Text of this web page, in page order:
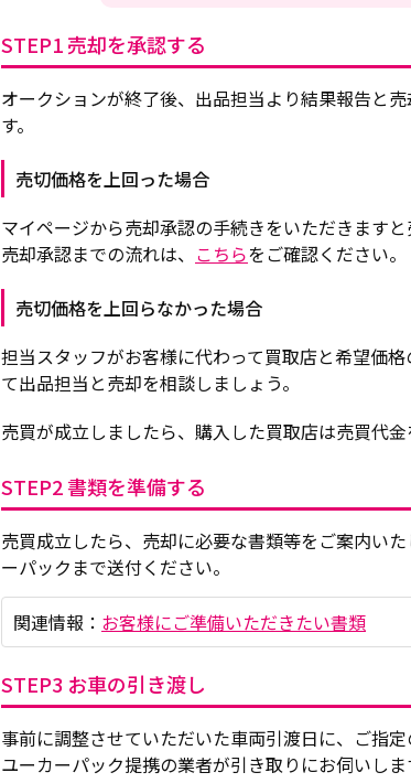
STEP1 売却を承認する
オークションが終了後、出品担当より結果報告と
す。
売切価格を上回った場合
マイページから売却承認の手続きをいただきますと
売却承認までの流れは、 こちらをご確認ください。
売切価格を上回らなかった場合
担当スタッフがお客様に代わって買取店と希望価
て出品担当と売却を相談しましょう。
売買が成立しましたら、購入した買取店は売買代金
STEP2 書類を準備する
売買成立したら、売却に必要な書類等をご案内い
ーパックまで送付ください。
関連情報： お客様にご準備いただきたい書類
STEP3 お車の引き渡し
事前に調整させていただいた車両引渡日に、ご指
ユーカーパック提携の業者が引き取りにお伺いしま